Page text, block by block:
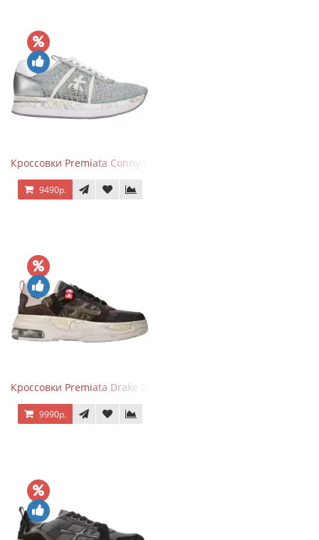
Кроссовки Premiata Conny Lace Blue Silver
9490р.
Кроссовки Premiata Drake Black Brown
9990р.